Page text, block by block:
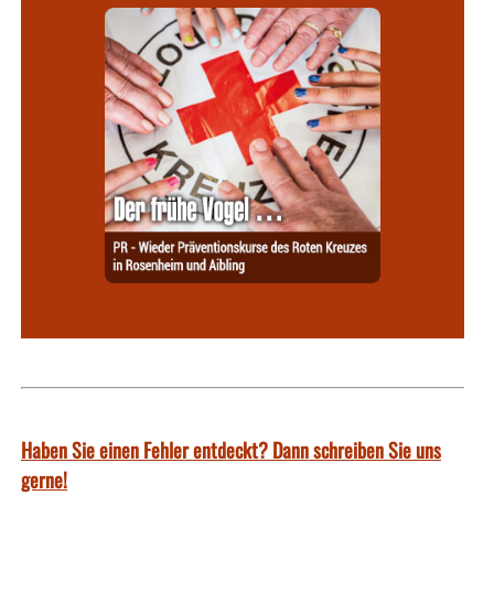
Haben Sie einen Fehler entdeckt? Dann schreiben Sie uns
gerne!